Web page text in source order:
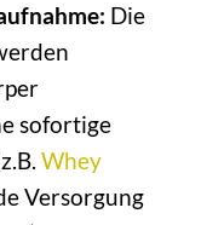
Die
sofortige
Whey
Versorgung